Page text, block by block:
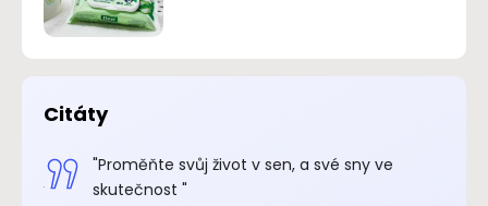
Citáty
"Proměňte svůj život v sen, a své sny ve
skutečnost "